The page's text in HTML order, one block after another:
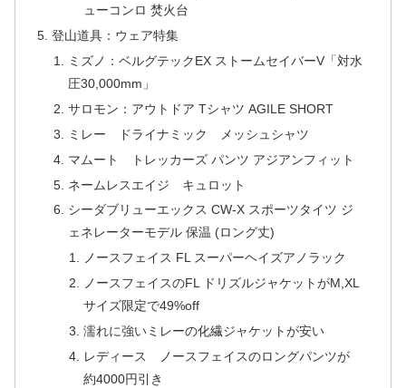
ューコンロ 焚火台
登山道具：ウェア特集
ミズノ：ベルグテックEX ストームセイバーV「対水
圧30,000mm」
サロモン：アウトドア Tシャツ AGILE SHORT
ミレー ドライナミック メッシュシャツ
マムート トレッカーズ パンツ アジアンフィット
ネームレスエイジ キュロット
シーダブリューエックス CW-X スポーツタイツ ジ
ェネレーターモデル 保温 (ロング丈)
ノースフェイス FL スーパーヘイズアノラック
ノースフェイスのFL ドリズルジャケットがM,XL
サイズ限定で49%off
濡れに強いミレーの化繊ジャケットが安い
レディース ノースフェイスのロングパンツが
約4000円引き